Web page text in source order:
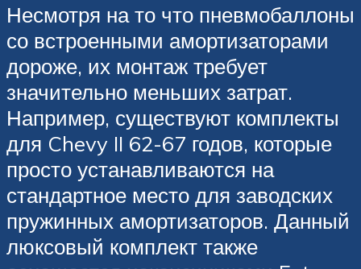
Несмотря на то что пневмобаллоны
со встроенными амортизаторами
дороже, их монтаж требует
значительно меньших затрат.
Например, существуют комплекты
для Chevy II 62-67 годов, которые
просто устанавливаются на
стандартное место для заводских
пружинных амортизаторов. Данный
люксовый комплект также